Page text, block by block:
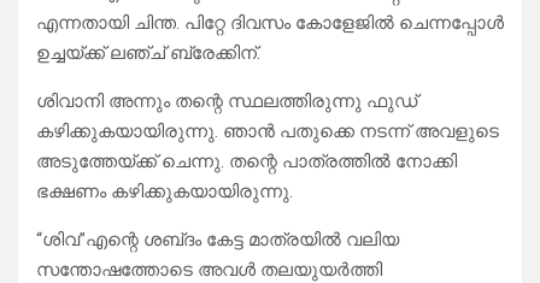
എന്നതായി ചിന്ത. പിറ്റേ ദിവസം കോളേജിൽ ചെന്നപ്പോൾ
ഉച്ചയ്ക്ക് ലഞ്ച് ബ്രേക്കിന്.
ശിവാനി അന്നും തന്റെ സ്ഥലത്തിരുന്നു ഫുഡ്
കഴിക്കുകയായിരുന്നു. ഞാൻ പതുക്കെ നടന്ന് അവളുടെ
അടുത്തേയ്ക്ക് ചെന്നു. തന്റെ പാത്രത്തിൽ നോക്കി
ഭക്ഷണം കഴിക്കുകയായിരുന്നു.
“ശിവ”എന്റെ ശബ്‌ദം കേട്ട മാത്രയിൽ വലിയ
സന്തോഷത്തോടെ അവൾ തലയുയർത്തി